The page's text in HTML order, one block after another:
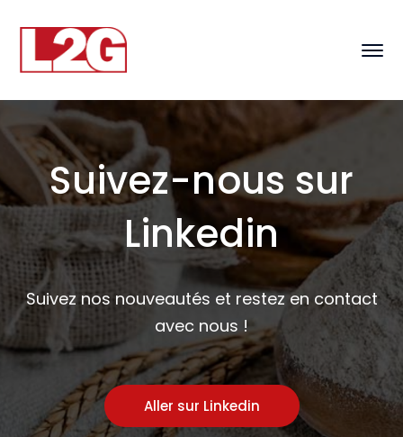
Suivez-nous sur
Linkedin
Suivez nos nouveautés et restez en contact
avec nous !
Aller sur Linkedin